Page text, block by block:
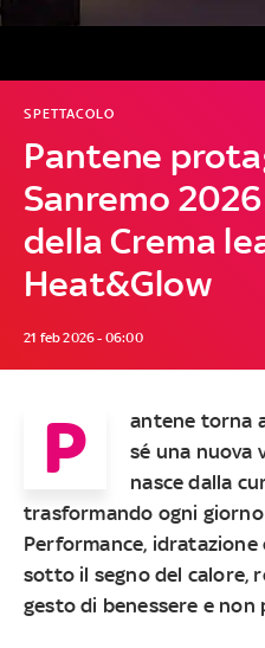
Pantene
Sanremo
della Crema
Heat&Glow
SPETTACOLO
21 feb 2026 - 06:00
P
antene torna
sé una nuova
nasce dalla
trasformando ogni
Performance,
sotto il segno del calore,
gesto di benessere e